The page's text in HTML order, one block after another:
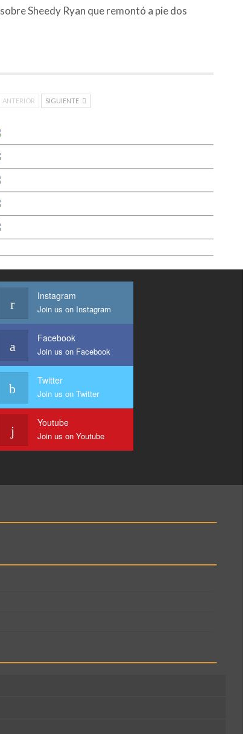
Sheedy Ryan que remontó a pie dos
ANTERIOR SIGUIENTE
Instagram
Join us on Instagram
Facebook
Join us on Facebook
Twitter
Join us on Twitter
Youtube
Join us on Youtube